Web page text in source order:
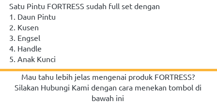
Satu Pintu FORTRESS sudah full set dengan
1. Daun Pintu
2. Kusen
3. Engsel
4. Handle
5. Anak Kunci
Mau tahu lebih jelas mengenai produk FORTRESS?
Silakan Hubungi Kami dengan cara menekan tombol di
bawah ini